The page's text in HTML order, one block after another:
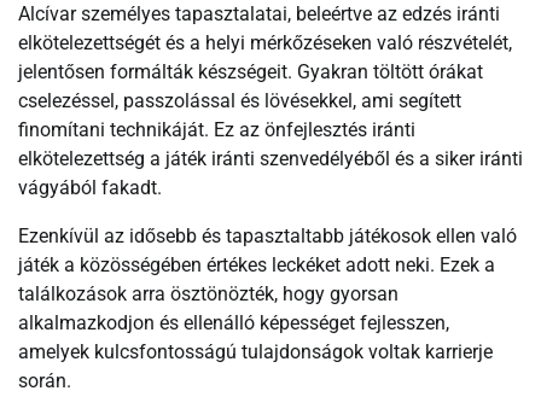
Alcívar személyes tapasztalatai, beleértve az edzés iránti
elkötelezettségét és a helyi mérkőzéseken való részvételét,
jelentősen formálták készségeit. Gyakran töltött órákat
cselezéssel, passzolással és lövésekkel, ami segített
finomítani technikáját. Ez az önfejlesztés iránti
elkötelezettség a játék iránti szenvedélyéből és a siker iránti
vágyából fakadt.
Ezenkívül az idősebb és tapasztaltabb játékosok ellen való
játék a közösségében értékes leckéket adott neki. Ezek a
találkozások arra ösztönözték, hogy gyorsan
alkalmazkodjon és ellenálló képességet fejlesszen,
amelyek kulcsfontosságú tulajdonságok voltak karrierje
során.